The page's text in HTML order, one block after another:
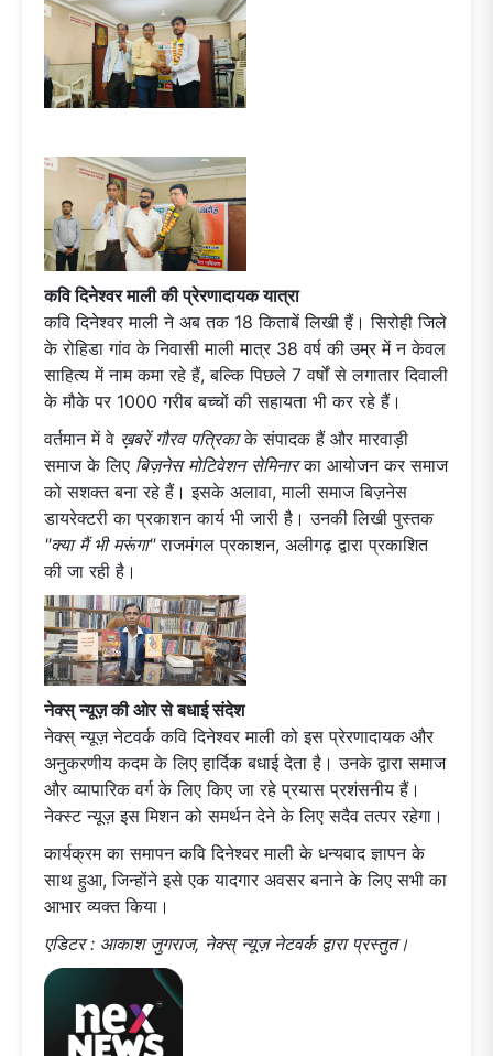
कवि दिनेश्वर माली की प्रेरणादायक यात्रा
कवि दिनेश्वर माली ने अब तक 18 किताबें लिखी हैं। सिरोही जिले
के रोहिडा गांव के निवासी माली मात्र 38 वर्ष की उम्र में न केवल
साहित्य में नाम कमा रहे हैं, बल्कि पिछले 7 वर्षों से लगातार दिवाली
के मौके पर 1000 गरीब बच्चों की सहायता भी कर रहे हैं।
वर्तमान में वे ख़बरें गौरव पत्रिकाके संपादक हैं और मारवाड़ी
समाज के लिए बिज़नेस मोटिवेशन सेमिनारका आयोजन कर समाज
को सशक्त बना रहे हैं। इसके अलावा, माली समाज बिज़नेस
डायरेक्टरी का प्रकाशन कार्य भी जारी है। उनकी लिखी पुस्तक
"क्या मैं भी मरूंगा"राजमंगल प्रकाशन, अलीगढ़ द्वारा प्रकाशित
की जा रही है।
नेक्स् न्यूज़ की ओर से बधाई संदेश
नेक्स् न्यूज़ नेटवर्क कवि दिनेश्वर माली को इस प्रेरणादायक और
अनुकरणीय कदम के लिए हार्दिक बधाई देता है। उनके द्वारा समाज
और व्यापारिक वर्ग के लिए किए जा रहे प्रयास प्रशंसनीय हैं।
नेक्स्ट न्यूज़ इस मिशन को समर्थन देने के लिए सदैव तत्पर रहेगा।
कार्यक्रम का समापन कवि दिनेश्वर माली के धन्यवाद ज्ञापन के
साथ हुआ, जिन्होंने इसे एक यादगार अवसर बनाने के लिए सभी का
आभार व्यक्त किया।
एडिटर : आकाश जुगराज, नेक्स् न्यूज़ नेटवर्क द्वारा प्रस्तुत।